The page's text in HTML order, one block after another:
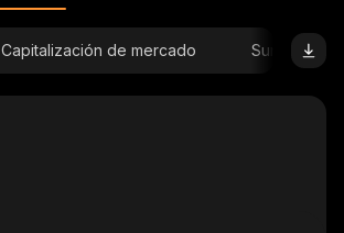
Capitalización de mercado Suministro